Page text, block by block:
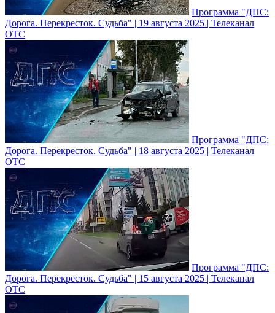
Программа "ДПС:
Дорога. Перекресток. Судьба" | 19 августа 2025 | Телеканал
ОТС
Программа "ДПС:
Дорога. Перекресток. Судьба" | 18 августа 2025 | Телеканал
ОТС
Программа "ДПС:
Дорога. Перекресток. Судьба" | 15 августа 2025 | Телеканал
ОТС